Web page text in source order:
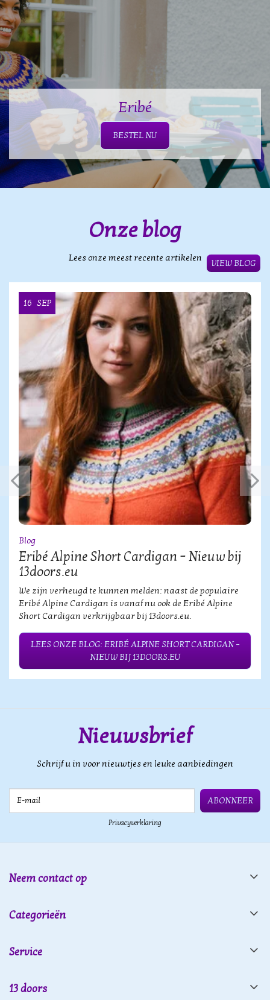
Eribé
BESTEL NU
Onze blog
Lees onze meest recente artikelen
VIEW BLOG
16 SEP
Blog
Eribé Alpine Short Cardigan – Nieuw bij
13doors.eu
We zijn verheugd te kunnen melden: naast de populaire
Eribé Alpine Cardigan is vanaf nu ook de Eribé Alpine
Short Cardigan verkrijgbaar bij 13doors.eu.
LEES ONZE BLOG: ERIBÉ ALPINE SHORT CARDIGAN –
NIEUW BIJ 13DOORS.EU
Nieuwsbrief
Schrijf u in voor nieuwtjes en leuke aanbiedingen
ABONNEER
Privacyverklaring
Neem contact op
Categorieën
Service
13 doors